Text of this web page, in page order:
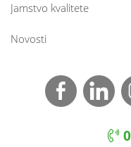
Jamstvo kvalitete
Novosti